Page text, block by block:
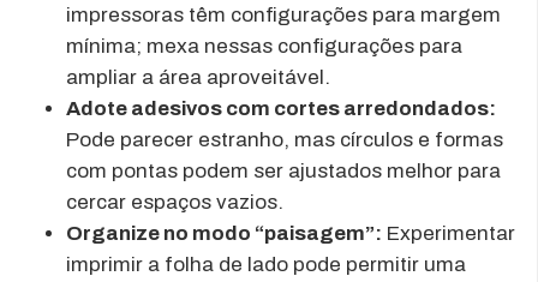
impressoras têm configurações para margem
mínima; mexa nessas configurações para
ampliar a área aproveitável.
Adote adesivos com cortes arredondados:
Pode parecer estranho, mas círculos e formas
com pontas podem ser ajustados melhor para
cercar espaços vazios.
Organize no modo “paisagem”: Experimentar
imprimir a folha de lado pode permitir uma